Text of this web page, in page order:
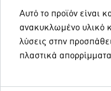
Αυτό το προϊόν είναι
ανακυκλωμένο υλικό
λύσεις στην
πλαστικά